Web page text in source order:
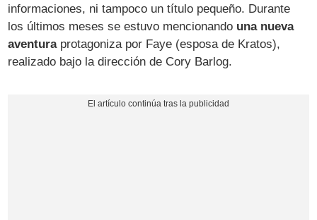
informaciones, ni tampoco un título pequeño. Durante
los últimos meses se estuvo mencionando una nueva
aventuraprotagoniza por Faye (esposa de Kratos),
realizado bajo la dirección de Cory Barlog.